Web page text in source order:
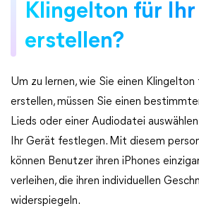
Klingelton für Ihr
erstellen?
Um zu lernen, wie Sie einen Klingelton
erstellen, müssen Sie einen
Lieds oder einer Audiodatei
Ihr Gerät festlegen. Mit diesem
können Benutzer ihren iPhones
verleihen, die ihren individuellen
widerspiegeln.